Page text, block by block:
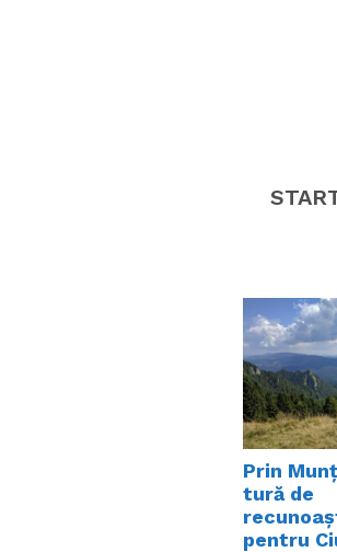
Prin
tură de
pentru